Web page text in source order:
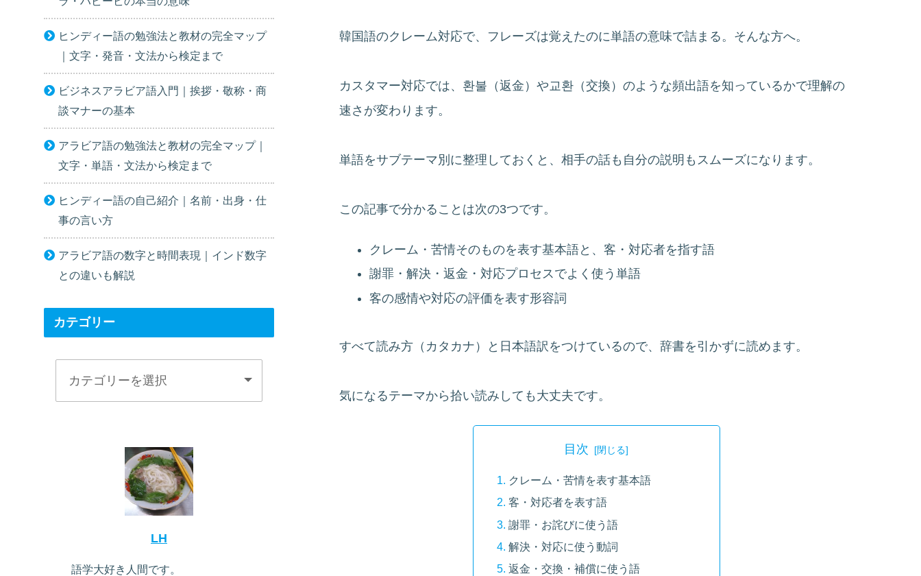
韓国語のクレーム対応で、フレーズは覚えたのに単語の意味で詰まる。そんな方へ。
カスタマー対応では、환불（返金）や교환（交換）のような頻出語を知っているかで理解の
速さが変わります。
単語をサブテーマ別に整理しておくと、相手の話も自分の説明もスムーズになります。
この記事で分かることは次の3つです。
クレーム・苦情そのものを表す基本語と、客・対応者を指す語
謝罪・解決・返金・対応プロセスでよく使う単語
客の感情や対応の評価を表す形容詞
すべて読み方（カタカナ）と日本語訳をつけているので、辞書を引かずに読めます。
気になるテーマから拾い読みしても大丈夫です。
目次
クレーム・苦情を表す基本語
客・対応者を表す語
謝罪・お詫びに使う語
解決・対応に使う動詞
返金・交換・補償に使う語
ヒンディー語の勉強法と教材の完全マップ
｜文字・発音・文法から検定まで
ビジネスアラビア語入門｜挨拶・敬称・商
談マナーの基本
アラビア語の勉強法と教材の完全マップ｜
文字・単語・文法から検定まで
ヒンディー語の自己紹介｜名前・出身・仕
事の言い方
アラビア語の数字と時間表現｜インド数字
との違いも解説
カテゴリー
LH
語学大好き人間です。